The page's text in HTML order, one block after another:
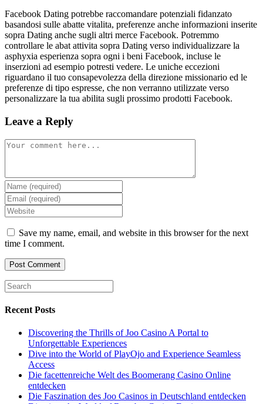
Facebook Dating potrebbe raccomandare potenziali fidanzato
basandosi sulle abatte vitalita, preferenze anche informazioni inserite
sopra Dating anche sugli altri merce Facebook. Potremmo
controllare le abat attivita sopra Dating verso individualizzare la
asphyxia esperienza sopra ogni i beni Facebook, incluse le
inserzioni ad esempio potresti vedere. Le uniche eccezioni
riguardano il tuo consapevolezza della direzione missionario ed le
preferenze di tipo espresse, che non verranno utilizzate verso
personalizzare la tua abilita sugli prossimo prodotti Facebook.
Leave a Reply
Comment
Enter
your
name
or
username
to
comment
Enter
your
email
address
to
comment
Enter
your
website
URL
Save my name, email, and website in this browser for the next
time I comment.
Recent Posts
Discovering the Thrills of Joo Casino A Portal to
Unforgettable Experiences
Dive into the World of PlayOjo and Experience Seamless
Access
Die facettenreiche Welt des Boomerang Casino Online
entdecken
Die Faszination des Joo Casinos in Deutschland entdecken